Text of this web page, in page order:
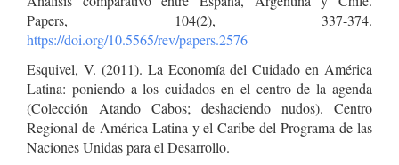
Papers, 104(2), 337-374.
https://doi.org/10.5565/rev/papers.2576
Esquivel, V. (2011). La Economía del Cuidado en América
Latina: poniendo a los cuidados en el centro de la agenda
(Colección Atando Cabos; deshaciendo nudos). Centro
Regional de América Latina y el Caribe del Programa de las
Naciones Unidas para el Desarrollo.